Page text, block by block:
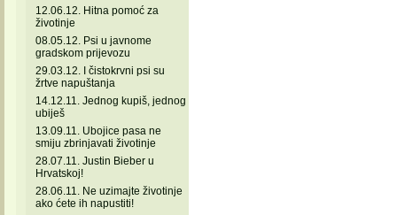
12.06.12. Hitna pomoć za
životinje
08.05.12. Psi u javnome
gradskom prijevozu
29.03.12. I čistokrvni psi su
žrtve napuštanja
14.12.11. Jednog kupiš, jednog
ubiješ
13.09.11. Ubojice pasa ne
smiju zbrinjavati životinje
28.07.11. Justin Bieber u
Hrvatskoj!
28.06.11. Ne uzimajte životinje
ako ćete ih napustiti!